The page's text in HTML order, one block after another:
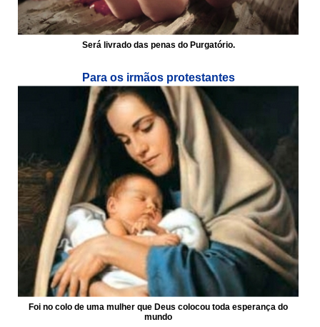
Será livrado das penas do Purgatório.
Para os irmãos protestantes
Foi no colo de uma mulher que Deus colocou toda esperança do
mundo